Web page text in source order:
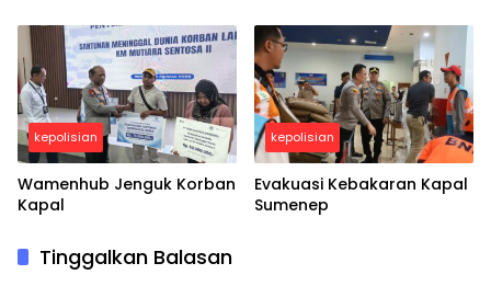
kepolisian
Wamenhub Jenguk Korban
Kapal
kepolisian
Evakuasi Kebakaran Kapal
Sumenep
Tinggalkan Balasan